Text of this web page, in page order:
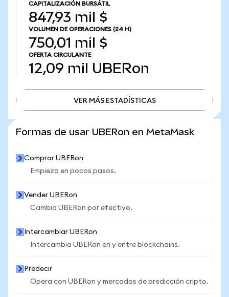
CAPITALIZACIÓN BURSÁTIL
847,93 mil $
VOLUMEN DE OPERACIONES (24 H)
750,01 mil $
OFERTA CIRCULANTE
12,09 mil UBERon
VER MÁS ESTADÍSTICAS
Formas de usar UBERon en MetaMask
Comprar UBERon
Empieza en pocos pasos.
Vender UBERon
Cambia UBERon por efectivo.
Intercambiar UBERon
Intercambia UBERon en y entre blockchains.
Predecir
Opera con UBERon y mercados de predicción cripto.